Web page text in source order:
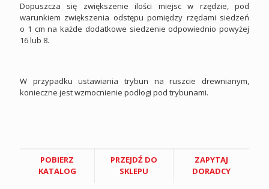
Dopuszcza się zwiększenie ilości miejsc w rzędzie, pod
warunkiem zwiększenia odstępu pomiędzy rzędami siedzeń
o 1 cm na każde dodatkowe siedzenie odpowiednio powyżej
16 lub 8.
W przypadku ustawiania trybun na ruszcie drewnianym,
konieczne jest wzmocnienie podłogi pod trybunami.
POBIERZ
KATALOG
PRZEJDŹ DO
SKLEPU
ZAPYTAJ
DORADCY